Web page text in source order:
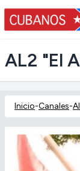
AL2 "El
Inicio-Canales-